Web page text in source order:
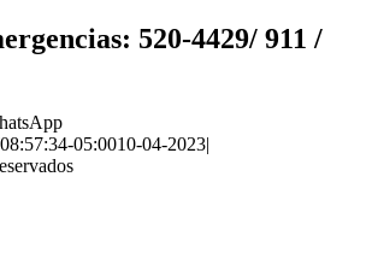
520-4429/ 911 /
05:0010-04-2023|